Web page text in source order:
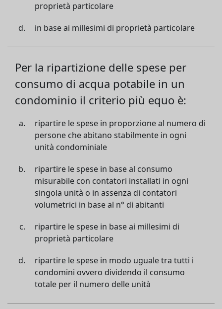
proprietà particolare
in base ai millesimi di proprietà particolare
Per la ripartizione delle spese per
consumo di acqua potabile in un
condominio il criterio più equo è:
ripartire le spese in proporzione al numero di
persone che abitano stabilmente in ogni
unità condominiale
ripartire le spese in base al consumo
misurabile con contatori installati in ogni
singola unità o in assenza di contatori
volumetrici in base al n° di abitanti
ripartire le spese in base ai millesimi di
proprietà particolare
ripartire le spese in modo uguale tra tutti i
condomini ovvero dividendo il consumo
totale per il numero delle unità